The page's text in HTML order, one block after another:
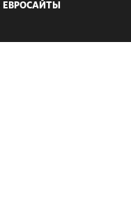
ЕВРОСАЙТЫ